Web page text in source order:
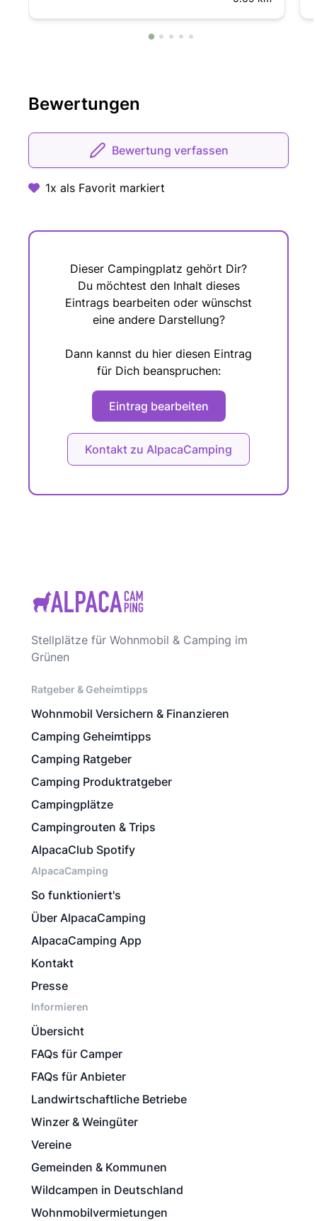
Bewertungen
Bewertung verfassen
1x als Favorit markiert
Dieser Campingplatz gehört Dir?
Du möchtest den Inhalt dieses
Eintrags bearbeiten oder wünschst
eine andere Darstellung?
Dann kannst du hier diesen Eintrag
für Dich beanspruchen:
Eintrag bearbeiten
Kontakt zu AlpacaCamping
Stellplätze für Wohnmobil & Camping im
Grünen
Ratgeber & Geheimtipps
Wohnmobil Versichern & Finanzieren
Camping Geheimtipps
Camping Ratgeber
Camping Produktratgeber
Campingplätze
Campingrouten & Trips
AlpacaClub Spotify
AlpacaCamping
So funktioniert's
Über AlpacaCamping
AlpacaCamping App
Kontakt
Presse
Informieren
Übersicht
FAQs für Camper
FAQs für Anbieter
Landwirtschaftliche Betriebe
Winzer & Weingüter
Vereine
Gemeinden & Kommunen
Wildcampen in Deutschland
Wohnmobilvermietungen